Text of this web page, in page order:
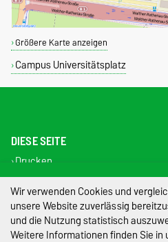
Größere Karte anzeigen
Campus Universitätsplatz
DIESE SEITE
Drucken
Permalink
Impressum
Wir verwenden Cookies und
unsere Website zuverlässig
und die Nutzung statistisch
Weitere Informationen finden Sie in